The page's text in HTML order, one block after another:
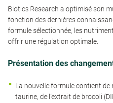
Biotics Research a optimisé son
fonction des dernières
formule sélectionnée, les
offrir une régulation optimale.
Présentation des
La nouvelle formule contient
taurine, de l’extrait de brocoli